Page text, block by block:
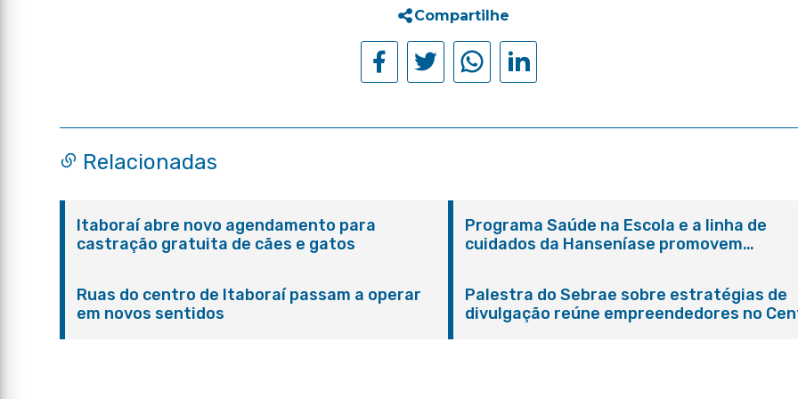
Compartilhe
Relacionadas
Itaboraí abre novo agendamento para
castração gratuita de cães e gatos
Programa Saúde na Escola e a linha de
cuidados da Hanseníase promovem
Ruas do centro de Itaboraí passam a operar
em novos sentidos
Palestra do Sebrae sobre estratégias de
divulgação reúne empreendedores no